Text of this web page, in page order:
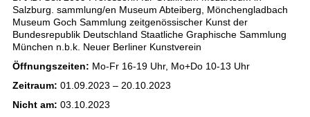
Salzburg. sammlung/en Museum Abteiberg, Mönchengladbach
Museum Goch Sammlung zeitgenössischer Kunst der
Bundesrepublik Deutschland Staatliche Graphische Sammlung
München n.b.k. Neuer Berliner Kunstverein
Öffnungszeiten: Mo-Fr 16-19 Uhr, Mo+Do 10-13 Uhr
Zeitraum: 01.09.2023 – 20.10.2023
Nicht am: 03.10.2023